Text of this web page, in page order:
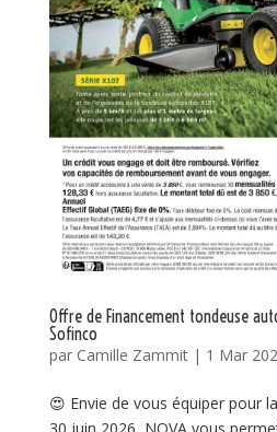
Offre de Financement tondeuse
Sofinco
par Camille Zammit| 1 Mar
😍 Envie de vous équiper pour